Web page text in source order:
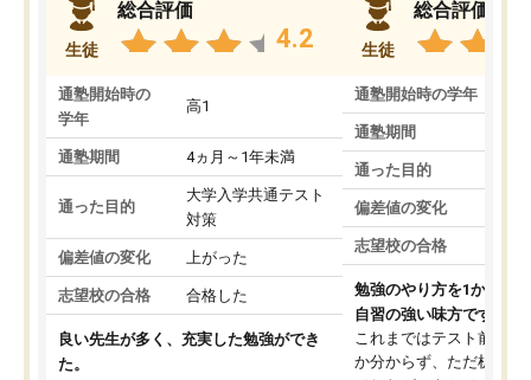
生徒
総合評価
4.2
通塾開始時の
学年
高1
通塾期間 4ヵ月～1年未満
通った目的
大学入学共通テスト
対策
偏差値の変化 上がった
志望校の合格 合格した
良い先生が多く、充実した勉強ができ
た。
生徒
総合評価
通塾開始時の学年
通塾期間
通った目的
偏差値の変化
志望校の合格
勉強のやり方を1から教
自習の強い味方です。
これまではテスト前に何
か分からず、ただ机に座